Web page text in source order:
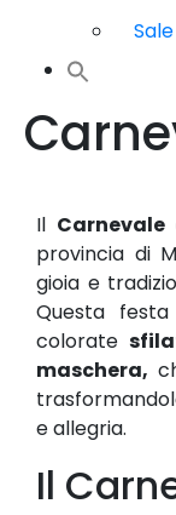
Il Carnevale
provincia di
gioia e
Questa
colorate
maschera,
e allegria.
Il